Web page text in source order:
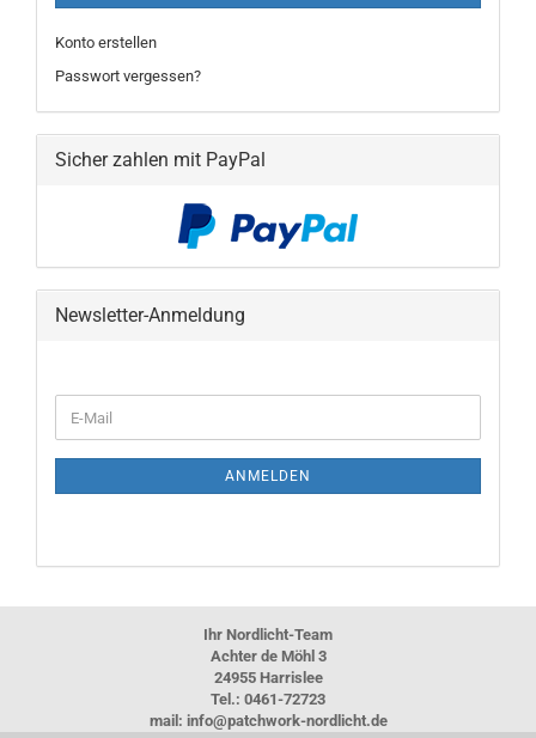
Konto erstellen
Passwort vergessen?
Sicher zahlen mit PayPal
Newsletter-Anmeldung
ZUR
E-
Mail
ANMELDEN
Ihr Nordlicht-Team
Achter de Möhl 3
24955 Harrislee
Tel.: 0461-72723
mail: info@patchwork-nordlicht.de